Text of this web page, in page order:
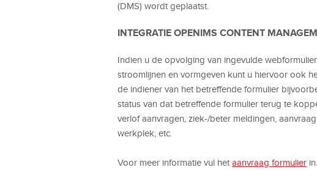
(DMS) wordt geplaatst.
INTEGRATIE OPENIMS CONTENT
Indien u de opvolging van ingevulde
stroomlijnen en vormgeven kunt u hiervoor ook
de indiener van het betreffende formulier
status van dat betreffende formulier terug te
verlof aanvragen, ziek-/beter meldingen,
werkplek, etc.
Voor meer informatie vul het aanvraag formulier in.